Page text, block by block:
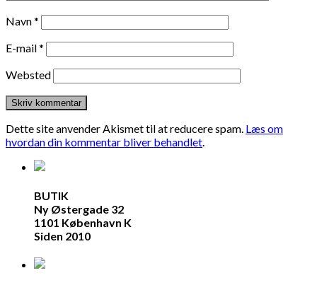
Navn*
E-mail*
Websted
Dette site anvender Akismet til at reducere spam. Læs om
hvordan din kommentar bliver behandlet.
BUTIK
Ny Østergade 32
1101 København K
Siden 2010